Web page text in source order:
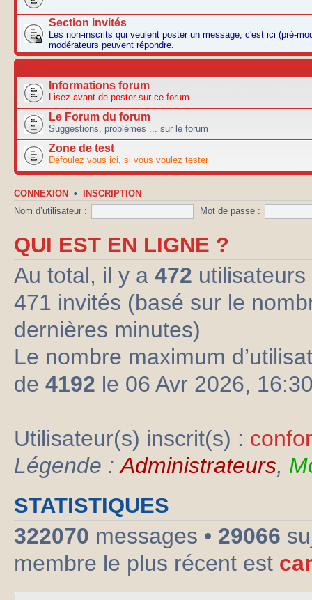
Section invités
Les non-inscrits qui veulent poster un message, c'est ici (pré-
modérateurs peuvent répondre.
Informations forum
Lisez avant de poster sur ce forum
Le Forum du forum
Suggestions, problèmes ... sur le forum
Zone de test
Défoulez vous ici, si vous voulez tester
CONNEXION • INSCRIPTION
Nom d’utilisateur : Mot de passe :
QUI EST EN LIGNE ?
Au total, il y a 472
471 invités (basé sur le
dernières minutes)
Le nombre maximum
de 4192 le 06 Avr 2026,
Utilisateur(s) inscrit(s) :
Légende :Administrateurs,
STATISTIQUES
322070 messages • 29066
membre le plus récent est